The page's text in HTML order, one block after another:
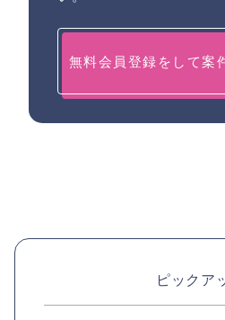
無料会員登録をして案
ピックア